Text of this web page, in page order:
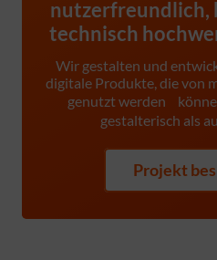
nutzerfreundlich,
technisch
Wir gestalten und
digitale Produkte, die von
genutzt werden
gestalterisch als
Projekt